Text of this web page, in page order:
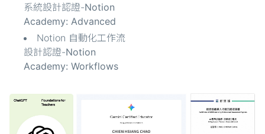
系統設計認證-Notion
Academy: Advanced
Notion 自動化工作流
設計認證-Notion
Academy: Workflows